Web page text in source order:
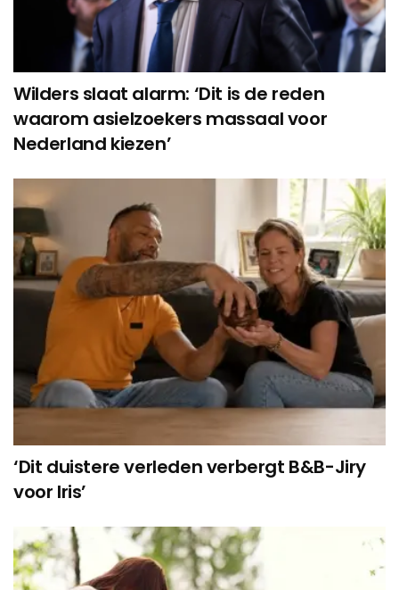
Wilders slaat alarm: ‘Dit is de reden
waarom asielzoekers massaal voor
Nederland kiezen’
‘Dit duistere verleden verbergt B&B-Jiry
voor Iris’